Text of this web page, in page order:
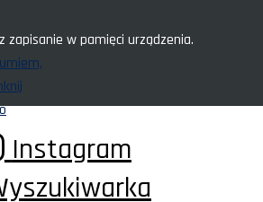
w pamięci urządzenia.
Instagram